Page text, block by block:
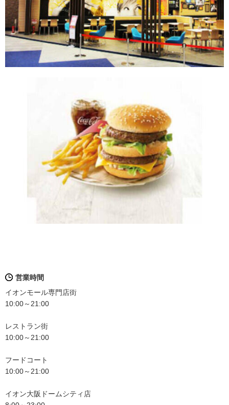
営業時間
イオンモール専門店街
10:00～21:00
レストラン街
10:00～21:00
フードコート
10:00～21:00
イオン大阪ドームシティ店